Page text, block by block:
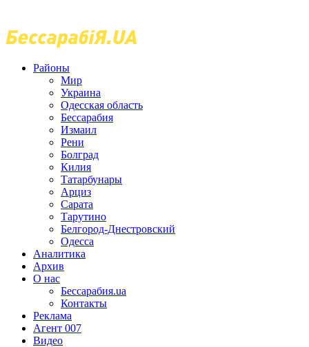
Районы
Мир
Украина
Одесская область
Бессарабия
Измаил
Рени
Болград
Килия
Татарбунары
Арциз
Сарата
Тарутино
Белгород-Днестровский
Одесса
Аналитика
Архив
О нас
Бессарабия.ua
Контакты
Реклама
Агент 007
Видео